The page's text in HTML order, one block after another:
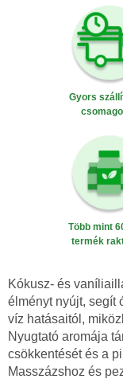
Gyors
Több mint
termék
Kókusz- és
élményt nyújt, segít
víz hatásaitól,
Nyugtató aromája
csökkentését és a
Masszázshoz és